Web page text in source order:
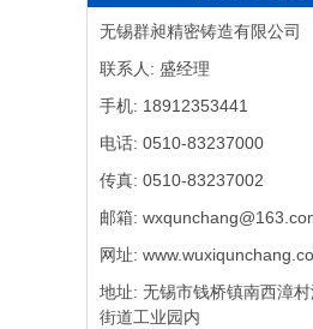
无锡群昶精密铸造有限公司
联系人: 盛经理
手机: 18912353441
电话: 0510-83237000
传真: 0510-83237002
邮箱:
网址:
地址: 无锡市钱桥镇南西漳
街道工业园内